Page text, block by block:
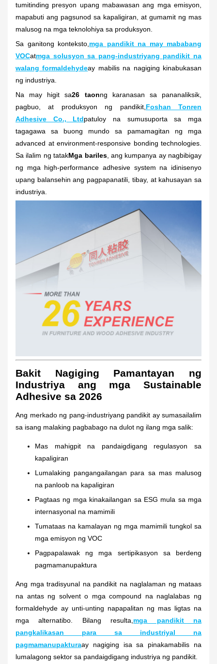
tumitinding presyon upang mabawasan ang mga emisyon,
mapabuti ang pagsunod sa kapaligiran, at gumamit ng mas
malusog na mga teknolohiya sa produksyon.
Sa ganitong konteksto, mga pandikit na may mababang
VOCatmga solusyon sa pang-industriyang pandikit na
walang formaldehydeay mabilis na nagiging kinabukasan
ng industriya.
Na may higit sa26 taonng karanasan sa pananaliksik,
pagbuo, at produksyon ng pandikit, Foshan Tonren
Adhesive Co., Ltdpatuloy na sumusuporta sa mga
tagagawa sa buong mundo sa pamamagitan ng mga
advanced at environment-responsive bonding technologies.
Sa ilalim ng tatakMga bariles, ang kumpanya ay nagbibigay
ng mga high-performance adhesive system na idinisenyo
upang balansehin ang pagpapanatili, tibay, at kahusayan sa
industriya.
Bakit Nagiging Pamantayan ng
Industriya ang mga Sustainable
Adhesive sa 2026
Ang merkado ng pang-industriyang pandikit ay sumasailalim
sa isang malaking pagbabago na dulot ng ilang mga salik:
Mas mahigpit na pandaigdigang regulasyon sa
kapaligiran
Lumalaking pangangailangan para sa mas malusog
na panloob na kapaligiran
Pagtaas ng mga kinakailangan sa ESG mula sa mga
internasyonal na mamimili
Tumataas na kamalayan ng mga mamimili tungkol sa
mga emisyon ng VOC
Pagpapalawak ng mga sertipikasyon sa berdeng
pagmamanupaktura
Ang mga tradisyunal na pandikit na naglalaman ng mataas
na antas ng solvent o mga compound na naglalabas ng
formaldehyde ay unti-unting napapalitan ng mas ligtas na
mga alternatibo. Bilang resulta, mga pandikit na
pangkalikasan para sa industriyal na
pagmamanupakturaay nagiging isa sa pinakamabilis na
lumalagong sektor sa pandaigdigang industriya ng pandikit.